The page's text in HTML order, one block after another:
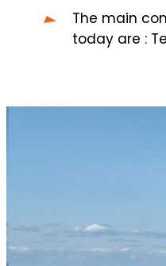
The main
today are :